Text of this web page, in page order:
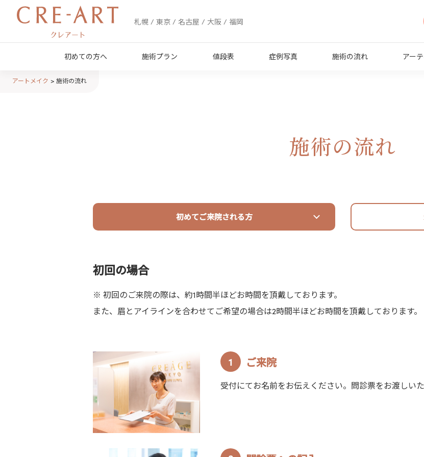
札幌 / 東京 / 名古屋 / 大阪 / 福岡
初めての方へ 施術プラン 値段表 症例写真 施術の流れ アー
アートメイク 施術の流れ
施術の流れ
初めてご来院される方
初回の場合
※ 初回のご来院の際は、約1時間半ほどお時間を頂戴しております。
また、眉とアイラインを合わせてご希望の場合は2時間半ほどお時間を頂戴しております。
ご来院
受付にてお名前をお伝えください。問診票をお渡しいた